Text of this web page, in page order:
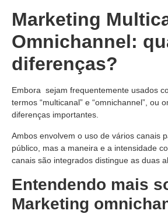
Marketing
Omnichannel:
diferenças?
Embora sejam frequentemente usados
termos “multicanal” e “omnichannel”, ou
diferenças importantes.
Ambos envolvem o uso de vários canais
público, mas a maneira e a intensidade
canais são integrados distingue as duas
Entendendo mais
Marketing